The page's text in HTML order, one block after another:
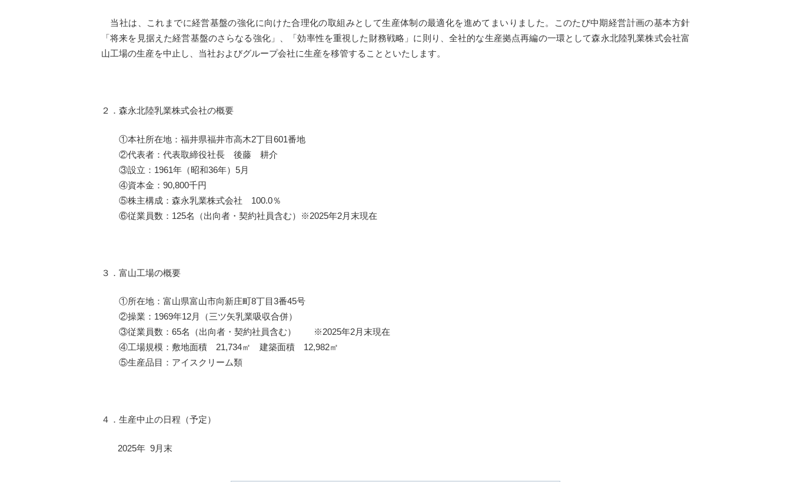
当社は、これまでに経営基盤の強化に向けた合理化の取組みとして生産体制の最適化を進めてまいりました。このたび中期経営計画の基本方針
「将来を見据えた経営基盤のさらなる強化」、「効率性を重視した財務戦略」に則り、全社的な生産拠点再編の一環として森永北陸乳業株式会社富
山工場の生産を中止し、当社およびグループ会社に生産を移管することといたします。
２．森永北陸乳業株式会社の概要
①本社所在地：福井県福井市高木2丁目601番地
②代表者：代表取締役社長 後藤 耕介
③設立：1961年（昭和36年）5月
④資本金：90,800千円
⑤株主構成：森永乳業株式会社 100.0％
⑥従業員数：125名（出向者・契約社員含む）※2025年2月末現在
３．富山工場の概要
①所在地：富山県富山市向新庄町8丁目3番45号
②操業：1969年12月（三ツ矢乳業吸収合併）
③従業員数：65名（出向者・契約社員含む） ※2025年2月末現在
④工場規模：敷地面積 21,734㎡ 建築面積 12,982㎡
⑤生産品目：アイスクリーム類
４．生産中止の日程（予定）
2025年 9月末